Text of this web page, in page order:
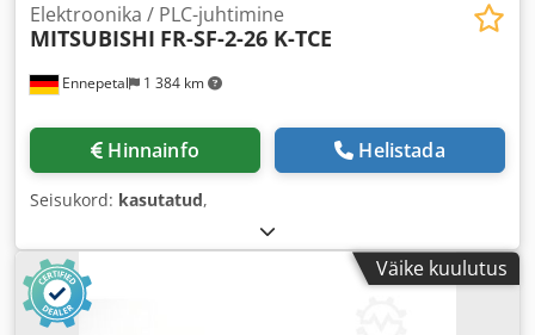
Ennepetal 1 384 km
Elektroonika / PLC-juhtimine
MITSUBISHI FR-SF-2-26 K-TCE
Hinnainfo Helistada
Seisukord: kasutatud,
Väike kuulutus